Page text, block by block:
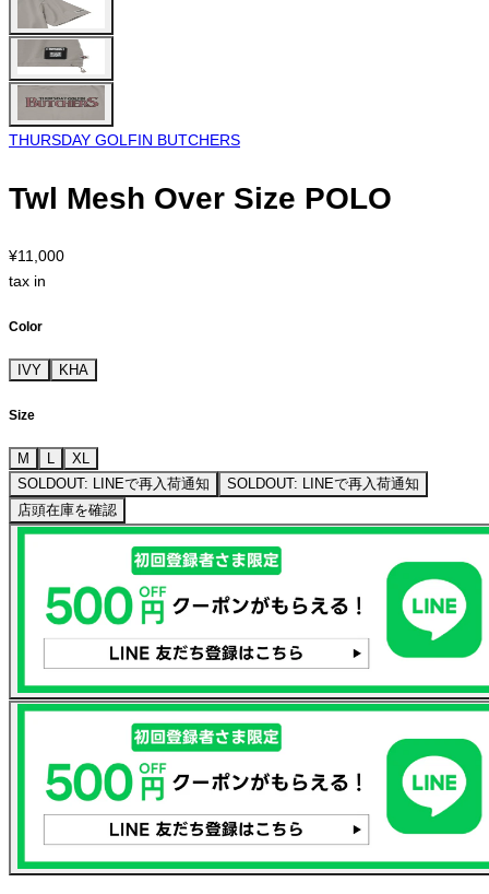
THURSDAY GOLFIN BUTCHERS
Twl Mesh Over Size POLO
¥11,000
tax in
Color
IVY KHA
Size
M L
XL
SOLDOUT: LINEで再入荷通知
SOLDOUT: LINEで再入荷通知
店頭在庫を確認